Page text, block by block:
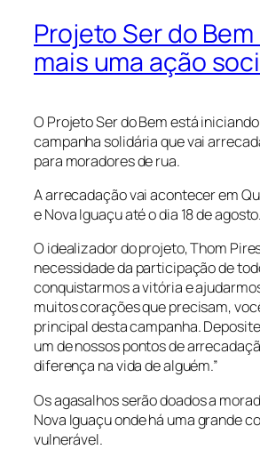
Projeto Ser do
mais uma ação
O Projeto Ser do Bem está
campanha solidária que vai
para moradores de rua.
A arrecadação vai acontecer em
e Nova Iguaçu até o dia 18 de agosto.
O idealizador do projeto, Thom
necessidade da participação de
conquistarmos a vitória e
muitos corações que precisam,
principal desta campanha.
um de nossos pontos de
diferença na vida de alguém.”
Os agasalhos serão doados a
Nova Iguaçu onde há uma grande
vulnerável.